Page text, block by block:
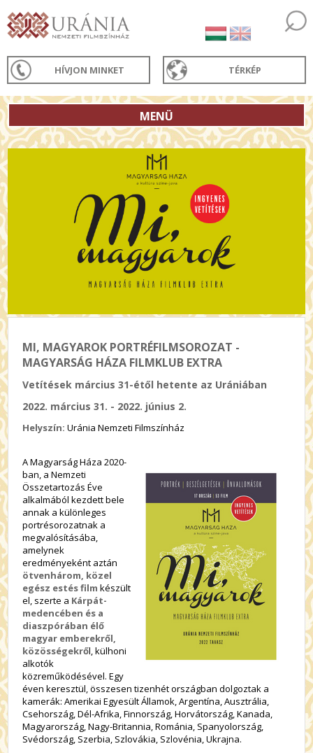
HÍVJON MINKET TÉRKÉP
MENÜ
MI, MAGYAROK PORTRÉFILMSOROZAT -
MAGYARSÁG HÁZA FILMKLUB EXTRA
Vetítések március 31-étől hetente az Urániában
2022. március 31. - 2022. június 2.
Helyszín:Uránia Nemzeti Filmszínház
A Magyarság Háza 2020-
ban, a Nemzeti
Összetartozás Éve
alkalmából kezdett bele
annak a különleges
portrésorozatnak a
megvalósításába,
amelynek
eredményeként aztán
ötvenhárom, közel
egész estés film készült
el, szerte a Kárpát-
medencében és a
diaszpórában élő
magyar emberekről,
közösségekről, külhoni
alkotók
közreműködésével. Egy
éven keresztül, összesen tizenhét országban dolgoztak a
kamerák: Amerikai Egyesült Államok, Argentína, Ausztrália,
Csehország, Dél-Afrika, Finnország, Horvátország, Kanada,
Magyarország, Nagy-Britannia, Románia, Spanyolország,
Svédország, Szerbia, Szlovákia, Szlovénia, Ukrajna.